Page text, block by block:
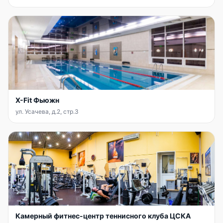
X-Fit Фьюжн
ул. Усачева, д.2, стр.3
Камерный фитнес-центр теннисного клуба ЦСКА